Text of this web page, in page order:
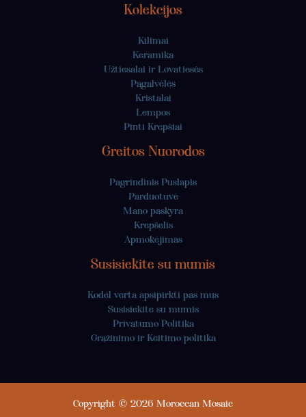
Kolekcijos
Kilimai
Keramika
Užtiesalai ir Lovatiesės
Pagalvėlės
Kristalai
Lempos
Pinti Krepšiai
Greitos Nuorodos
Pagrindinis Puslapis
Parduotuvė
Mano paskyra
Krepšelis
Apmokėjimas
Susisiekite su mumis
Kodėl verta apsipirkti pas mus
Susisiekite su mumis
Privatumo Politika
Grąžinimo ir Keitimo politika
Copyright © 2026 Moroccan Mosaic